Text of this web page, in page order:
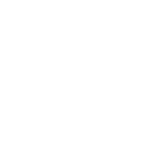
PLAY